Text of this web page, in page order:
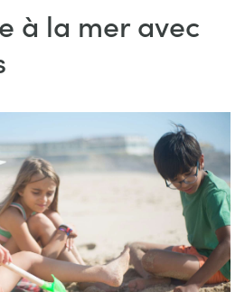
à la mer avec